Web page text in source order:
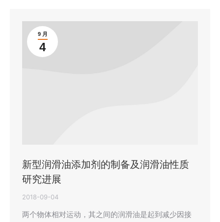
9 月
4
新型润滑油添加剂的制备及润滑油性质
研究进展
2018-09-04
两个物体相对运动，其之间的润滑油是起到减少因接